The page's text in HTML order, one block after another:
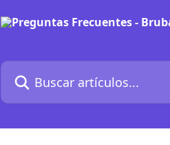
Buscar artículos...